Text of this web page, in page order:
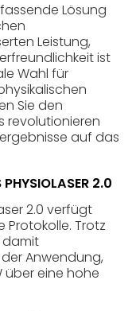
Lösung
Leistung,
ist
Wahl für
Sie den
revolutionieren
auf das
PHYSIOLASER 2.0
2.0 verfügt
Trotz
damit
Anwendung,
über eine hohe